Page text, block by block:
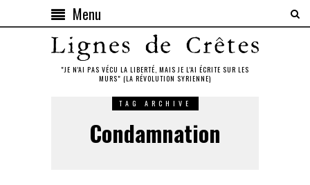
Menu
"JE N'AI PAS VÉCU LA LIBERTÉ, MAIS JE L'AI ÉCRITE SUR LES
MURS" (LA RÉVOLUTION SYRIENNE)
TAG ARCHIVE
Condamnation